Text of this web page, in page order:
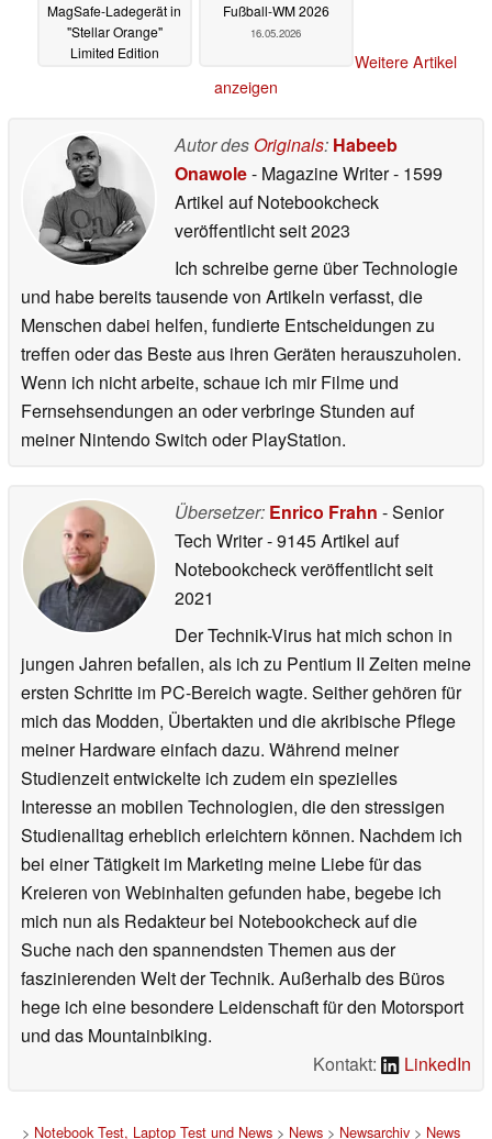
MagSafe-Ladegerät in
"Stellar Orange"
Limited Edition
Fußball-WM 2026
16.05.2026
Weitere Artikel
anzeigen
Autor des Originals: Habeeb
Onawole- Magazine Writer- 1599
Artikel auf Notebookcheck
veröffentlichtseit 2023
Ich schreibe gerne über Technologie
und habe bereits tausende von Artikeln verfasst, die
Menschen dabei helfen, fundierte Entscheidungen zu
treffen oder das Beste aus ihren Geräten herauszuholen.
Wenn ich nicht arbeite, schaue ich mir Filme und
Fernsehsendungen an oder verbringe Stunden auf
meiner Nintendo Switch oder PlayStation.
Übersetzer: Enrico Frahn - Senior
Tech Writer- 9145 Artikel auf
Notebookcheck veröffentlichtseit
2021
Der Technik-Virus hat mich schon in
jungen Jahren befallen, als ich zu Pentium II Zeiten meine
ersten Schritte im PC-Bereich wagte. Seither gehören für
mich das Modden, Übertakten und die akribische Pflege
meiner Hardware einfach dazu. Während meiner
Studienzeit entwickelte ich zudem ein spezielles
Interesse an mobilen Technologien, die den stressigen
Studienalltag erheblich erleichtern können. Nachdem ich
bei einer Tätigkeit im Marketing meine Liebe für das
Kreieren von Webinhalten gefunden habe, begebe ich
mich nun als Redakteur bei Notebookcheck auf die
Suche nach den spannendsten Themen aus der
faszinierenden Welt der Technik. Außerhalb des Büros
hege ich eine besondere Leidenschaft für den Motorsport
und das Mountainbiking.
Kontakt:
LinkedIn
> Notebook Test, Laptop Test und News> News> Newsarchiv> News